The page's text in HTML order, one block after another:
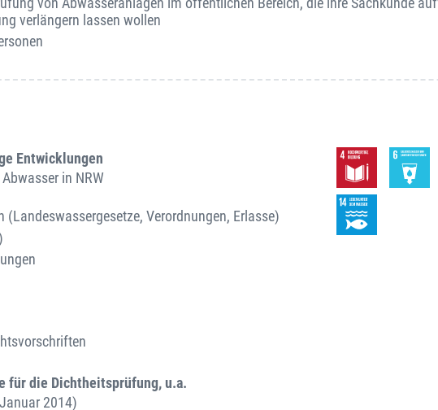
verlängern lassen wollen
Entwicklungen
in NRW
(Landeswassergesetze, Verordnungen, Erlasse)
für die Dichtheitsprüfung, u.a.
2014)